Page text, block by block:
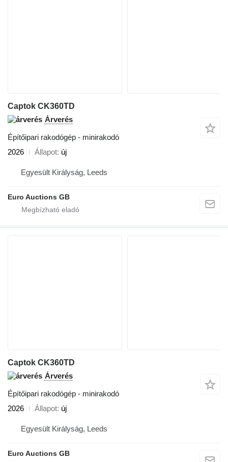
Captok CK360TD
Árverés
Építőipari rakodógép - minirakodó
2026
Állapot új
Egyesült Királyság, Leeds
Euro Auctions GB
Captok CK360TD
Árverés
Építőipari rakodógép - minirakodó
2026
Állapot új
Egyesült Királyság, Leeds
Euro Auctions GB